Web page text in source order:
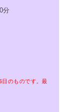
分
のものです。最